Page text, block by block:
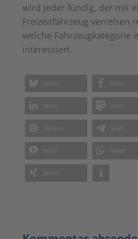
wird jeder fündig, der mit
Freizeitfahrzeug verreisen
welche Fahrzeugkategorie
interessiert.